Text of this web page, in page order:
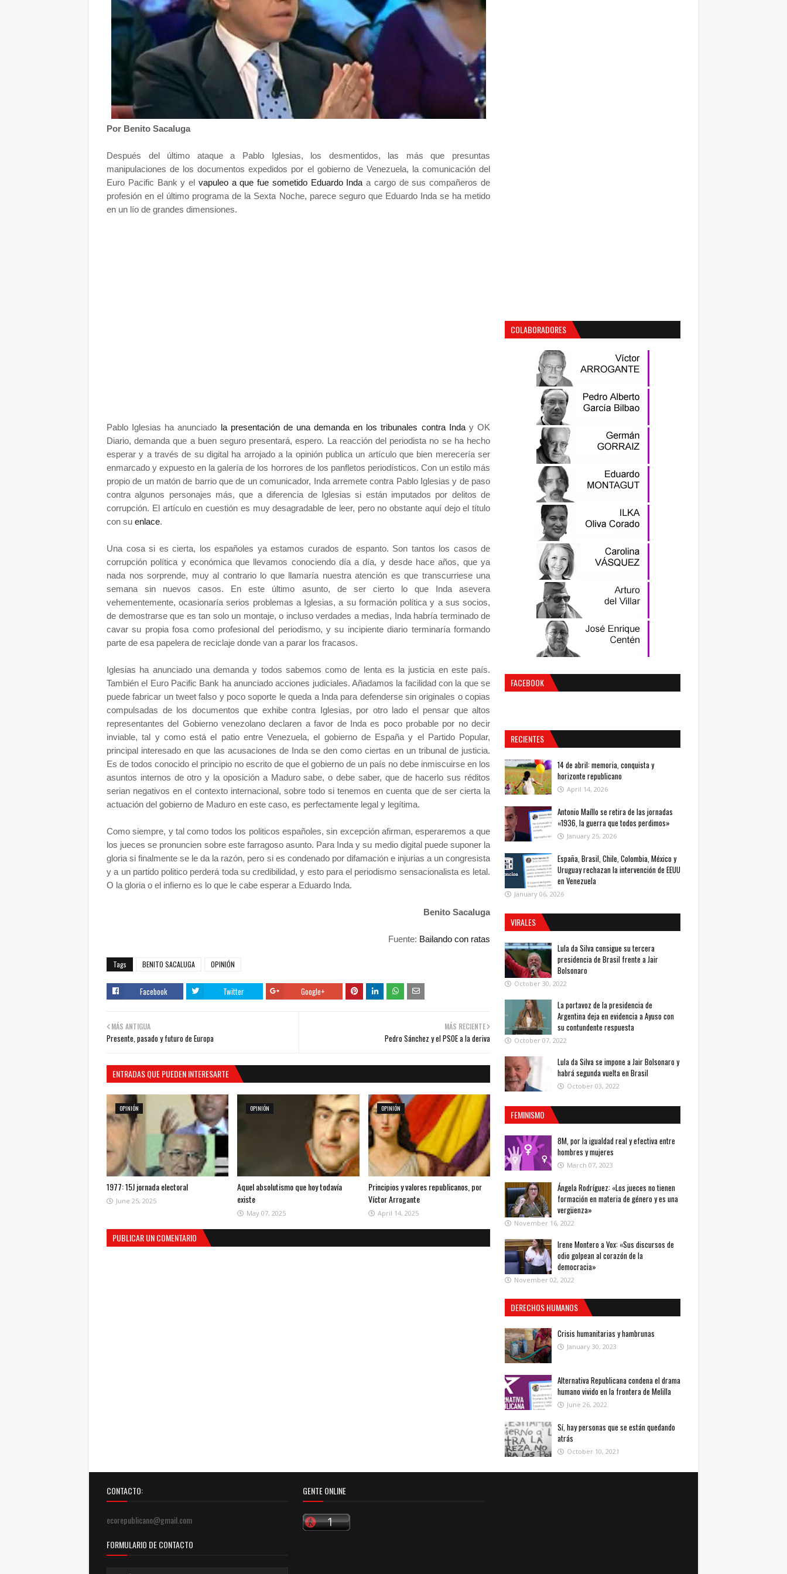
Por Benito Sacaluga
Después del último ataque a Pablo Iglesias, los desmentidos, las más que presuntas
manipulaciones de los documentos expedidos por el gobierno de Venezuela, la comunicación del
Euro Pacific Bank y el vapuleo a que fue sometido Eduardo Inda a cargo de sus compañeros de
profesión en el último programa de la Sexta Noche, parece seguro que Eduardo Inda se ha metido
en un lío de grandes dimensiones.
Pablo Iglesias ha anunciado la presentación de una demanda en los tribunales contra Inda y OK
Diario, demanda que a buen seguro presentará, espero. La reacción del periodista no se ha hecho
esperar y a través de su digital ha arrojado a la opinión publica un artículo que bien merecería ser
enmarcado y expuesto en la galería de los horrores de los panfletos periodísticos. Con un estilo más
propio de un matón de barrio que de un comunicador, Inda arremete contra Pablo Iglesias y de paso
contra algunos personajes más, que a diferencia de Iglesias si están imputados por delitos de
corrupción. El artículo en cuestión es muy desagradable de leer, pero no obstante aquí dejo el título
con su enlace.
Una cosa si es cierta, los españoles ya estamos curados de espanto. Son tantos los casos de
corrupción política y económica que llevamos conociendo día a día, y desde hace años, que ya
nada nos sorprende, muy al contrario lo que llamaría nuestra atención es que transcurriese una
semana sin nuevos casos. En este último asunto, de ser cierto lo que Inda asevera
vehementemente, ocasionaría serios problemas a Iglesias, a su formación política y a sus socios,
de demostrarse que es tan solo un montaje, o incluso verdades a medias, Inda habría terminado de
cavar su propia fosa como profesional del periodismo, y su incipiente diario terminaría formando
parte de esa papelera de reciclaje donde van a parar los fracasos.
Iglesias ha anunciado una demanda y todos sabemos como de lenta es la justicia en este país.
También el Euro Pacific Bank ha anunciado acciones judiciales. Añadamos la facilidad con la que se
puede fabricar un tweet falso y poco soporte le queda a Inda para defenderse sin originales o copias
compulsadas de los documentos que exhibe contra Iglesias, por otro lado el pensar que altos
representantes del Gobierno venezolano declaren a favor de Inda es poco probable por no decir
inviable, tal y como está el patio entre Venezuela, el gobierno de España y el Partido Popular,
principal interesado en que las acusaciones de Inda se den como ciertas en un tribunal de justicia.
Es de todos conocido el principio no escrito de que el gobierno de un país no debe inmiscuirse en los
asuntos internos de otro y la oposición a Maduro sabe, o debe saber, que de hacerlo sus réditos
serian negativos en el contexto internacional, sobre todo si tenemos en cuenta que de ser cierta la
actuación del gobierno de Maduro en este caso, es perfectamente legal y legítima.
Como siempre, y tal como todos los politicos españoles, sin excepción afirman, esperaremos a que
los jueces se pronuncien sobre este farragoso asunto. Para Inda y su medio digital puede suponer la
gloria si finalmente se le da la razón, pero si es condenado por difamación e injurias a un congresista
y a un partido politico perderá toda su credibilidad, y esto para el periodismo sensacionalista es letal.
O la gloria o el infierno es lo que le cabe esperar a Eduardo Inda.
Benito Sacaluga
Fuente: Bailando con ratas
Tags BENITO SACALUGA OPINIÓN
Facebook Twitter Google+
MÁS RECIENTE
Pedro Sánchez y el PSOE a la deriva
MÁS ANTIGUA
Presente, pasado y futuro de Europa
ENTRADAS QUE PUEDEN INTERESARTE
OPINIÓN
1977: 15J jornada electoral
June 25, 2025
OPINIÓN
Aquel absolutismo que hoy todavía
existe
May 07, 2025
OPINIÓN
Principios y valores republicanos, por
Víctor Arrogante
April 14, 2025
PUBLICAR UN COMENTARIO
COLABORADORES
FACEBOOK
RECIENTES
14 de abril: memoria, conquista y
horizonte republicano
April 14, 2026
Antonio Maíllo se retira de las jornadas
«1936, la guerra que todos perdimos»
January 25, 2026
España, Brasil, Chile, Colombia, México y
Uruguay rechazan la intervención de EEUU
en Venezuela
January 06, 2026
VIRALES
Lula da Silva consigue su tercera
presidencia de Brasil frente a Jair
Bolsonaro
October 30, 2022
La portavoz de la presidencia de
Argentina deja en evidencia a Ayuso con
su contundente respuesta
October 07, 2022
Lula da Silva se impone a Jair Bolsonaro y
habrá segunda vuelta en Brasil
October 03, 2022
FEMINISMO
8M, por la igualdad real y efectiva entre
hombres y mujeres
March 07, 2023
Ángela Rodríguez: «Los jueces no tienen
formación en materia de género y es una
vergüenza»
November 16, 2022
Irene Montero a Vox: «Sus discursos de
odio golpean al corazón de la
democracia»
November 02, 2022
DERECHOS HUMANOS
Crisis humanitarias y hambrunas
January 30, 2023
Alternativa Republicana condena el drama
humano vivido en la frontera de Melilla
June 26, 2022
Sí, hay personas que se están quedando
atrás
October 10, 2021
CONTACTO:
ecorepublicano@gmail.com
FORMULARIO DE CONTACTO
GENTE ONLINE